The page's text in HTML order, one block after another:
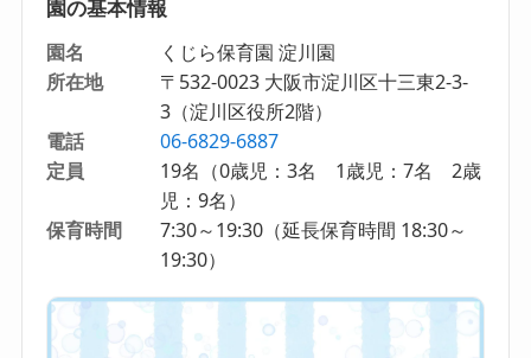
園の基本情報
園名
くじら保育園 淀川園
所在地
〒532-0023 大阪市淀川区十三東2-3-
3（淀川区役所2階）
電話
06-6829-6887
定員
19名（0歳児：3名 1歳児：7名 2歳
児：9名）
保育時間
7:30～19:30（延長保育時間 18:30～
19:30）